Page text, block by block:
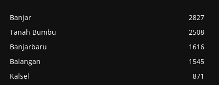
Banjar
2827
Tanah Bumbu
2508
Banjarbaru
1616
Balangan
1545
Kalsel
871